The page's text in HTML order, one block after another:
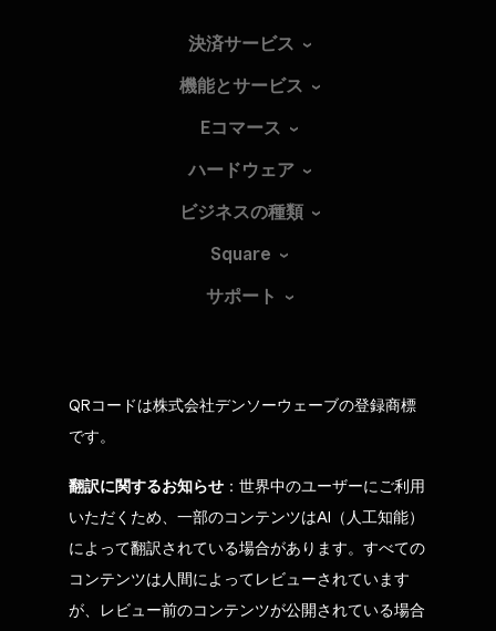
決済サービス
機能とサービス
Eコマース
ハードウェア
ビジネスの種類
Square
サポート
QRコードは株式会社デンソーウェーブの登録商標
です。
翻訳に関するお知らせ ：世界中のユーザーにご利用
いただくため、一部のコンテンツはAI（人工知能）
によって翻訳されている場合があります。すべての
コンテンツは人間によってレビューされています
が、レビュー前のコンテンツが公開されている場合